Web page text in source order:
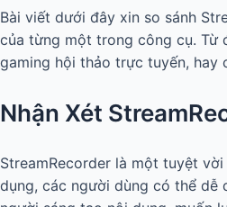
Bài viết dưới đây xin so sánh
của từng một trong công cụ. Từ
gaming hội thảo trực tuyến, hay
Nhận Xét
StreamRecorder là một tuyệt
dụng, các người dùng có thể dễ